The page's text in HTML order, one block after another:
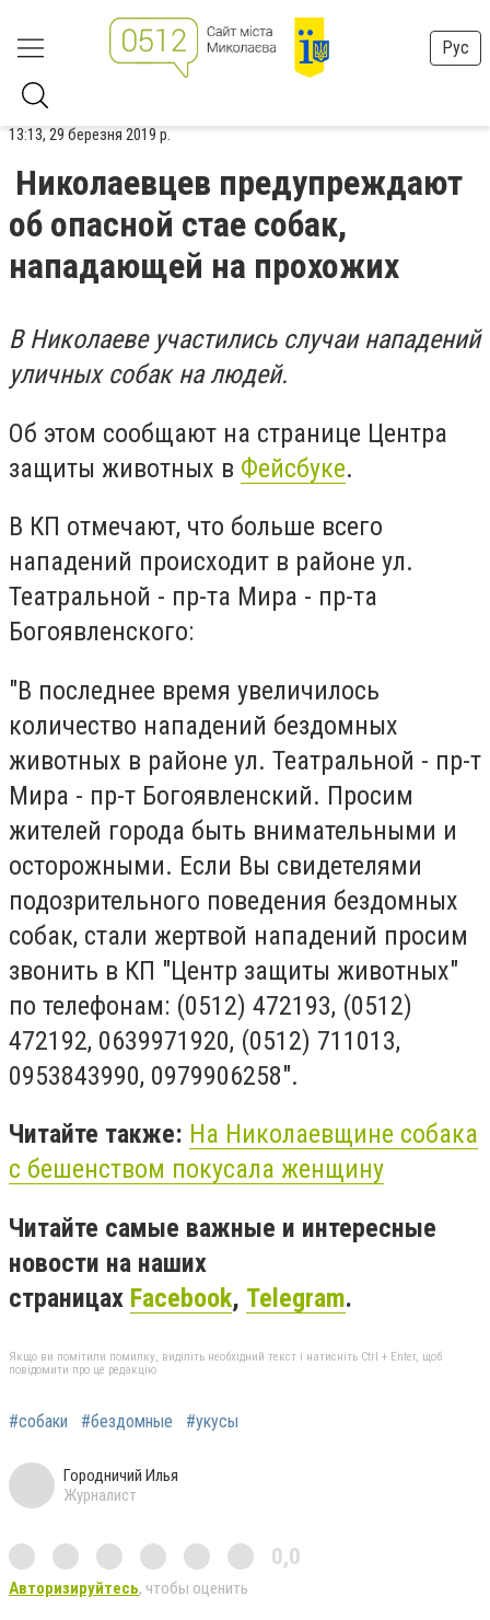
Рус
13:13, 29 березня 2019 р.
Николаевцев предупреждают
об опасной стае собак,
нападающей на прохожих
В Николаеве участились случаи нападений
уличных собак на людей.
Об этом сообщают на странице Центра
защиты животных в Фейсбуке.
В КП отмечают, что больше всего
нападений происходит в районе ул.
Театральной - пр-та Мира - пр-та
Богоявленского:
"В последнее время увеличилось
количество нападений бездомных
животных в районе ул. Театральной - пр-т
Мира - пр-т Богоявленский. Просим
жителей города быть внимательными и
осторожными. Если Вы свидетелями
подозрительного поведения бездомных
собак, стали жертвой нападений просим
звонить в КП "Центр защиты животных"
по телефонам: (0512) 472193, (0512)
472192, 0639971920, (0512) 711013,
0953843990, 0979906258".
Читайте также: На Николаевщине собака
с бешенством покусала женщину
Читайте самые важные и интересные
новости на наших
страницах Facebook, Telegram.
Якщо ви помітили помилку, виділіть необхідний текст і натисніть Ctrl + Enter, щоб
повідомити про це редакцію
#собаки #бездомные #укусы
Городничий Илья
Журналист
0,0
Авторизируйтесь, чтобы оценить